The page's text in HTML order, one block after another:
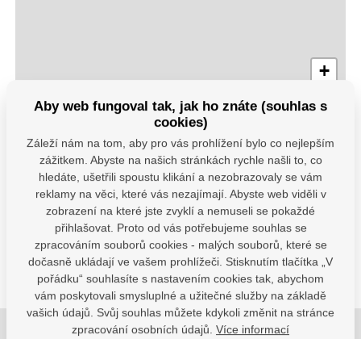
+
Máte dotazy?
Kontaktujte nás
SDÍLEJTE:
Aby web fungoval tak, jak ho znáte (souhlas s
cookies)
Záleží nám na tom, aby pro vás prohlížení bylo co nejlepším
zážitkem. Abyste na našich stránkách rychle našli to, co
hledáte, ušetřili spoustu klikání a nezobrazovaly se vám
reklamy na věci, které vás nezajímají. Abyste web viděli v
zobrazení na které jste zvyklí a nemuseli se pokaždé
přihlašovat. Proto od vás potřebujeme souhlas se
zpracováním souborů cookies - malých souborů, které se
dočasně ukládají ve vašem prohlížeči. Stisknutím tlačítka „V
pořádku“ souhlasíte s nastavením cookies tak, abychom
vám poskytovali smysluplné a užitečné služby na základě
vašich údajů. Svůj souhlas můžete kdykoli změnit na stránce
zpracování osobních údajů. Více informací